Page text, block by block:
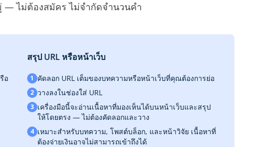
— ไม่ต้องสมัคร ไม่จำกัดจำนวนคำ
อ
สรุป URL หรือหน้าเว็บ
1 คัดลอก URL เต็มของบทความหรือหน้าเว็บที่คุณต้องการย่อ
2 วางลงในช่องใส่ URL
3 เครื่องมือนี้จะอ่านเนื้อหาที่มองเห็นได้บนหน้าเว็บและสรุป
ให้โดยตรง — ไม่ต้องคัดลอกและวาง
4 เหมาะสำหรับบทความ, โพสต์บล็อก, และหน้าวิจัย เนื้อหาที่
ต้องจ่ายเงินอาจไม่สามารถเข้าถึงได้